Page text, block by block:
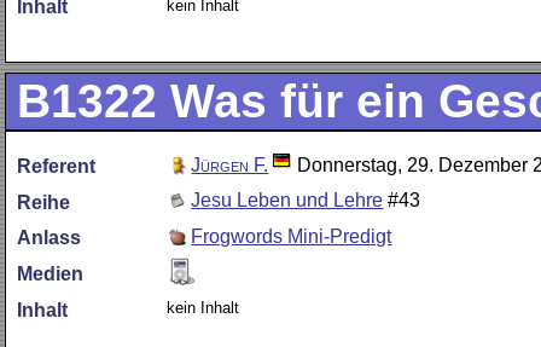
Inhalt kein Inhalt
B1322 Was für ein
Referent Jürgen F.
Donnerstag, 29. Dezember
Reihe
Jesu Leben und Lehre #43
Anlass
Frogwords Mini-Predigt
Medien
Inhalt
kein Inhalt